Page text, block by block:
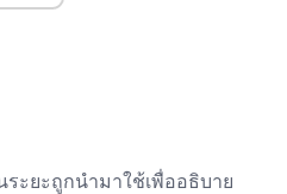
ะยะถูกนำมาใช้เพื่ออธิบาย